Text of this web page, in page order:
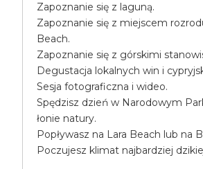
Zapoznanie się z laguną.
Zapoznanie się z miejscem
Beach.
Zapoznanie się z górskimi
Degustacja lokalnych win i
Sesja fotograficzna i wideo.
Spędzisz dzień w Narodowym
łonie natury.
Popływasz na Lara Beach lub na
Poczujesz klimat najbardziej